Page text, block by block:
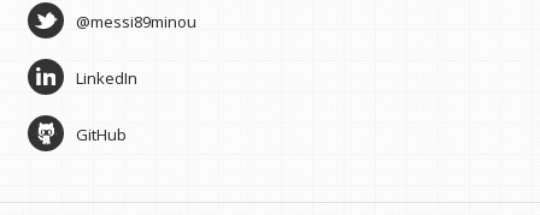
@messi89minou
LinkedIn
GitHub